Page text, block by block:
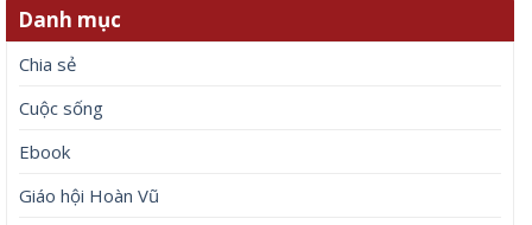
Danh mục
Chia sẻ
Cuộc sống
Ebook
Giáo hội Hoàn Vũ